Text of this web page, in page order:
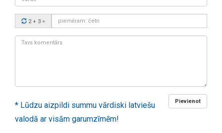
Drošības
kods:
2 + 3 =
Tavs
Pievienot
* Lūdzu aizpildi summu vārdiski latviešu
valodā ar visām garumzīmēm!